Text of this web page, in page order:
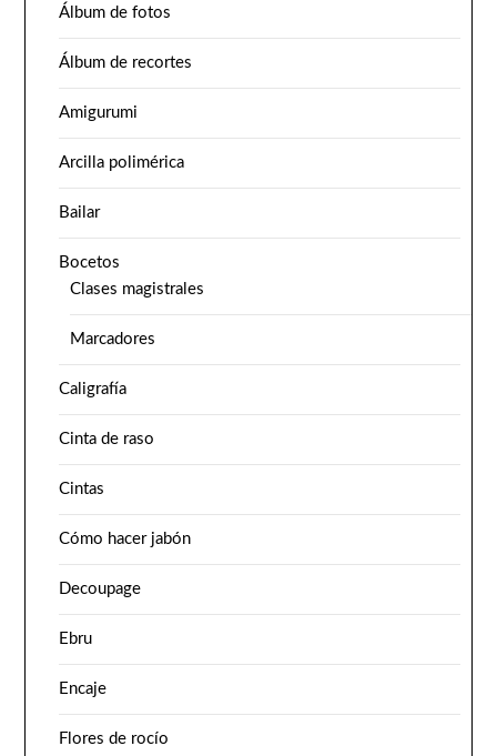
Álbum de fotos
Álbum de recortes
Amigurumi
Arcilla polimérica
Bailar
Bocetos
Clases magistrales
Marcadores
Caligrafía
Cinta de raso
Cintas
Cómo hacer jabón
Decoupage
Ebru
Encaje
Flores de rocío